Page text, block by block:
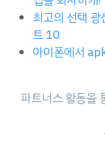
최고의 선택
트 10
아이폰에서
파트너스 활동을